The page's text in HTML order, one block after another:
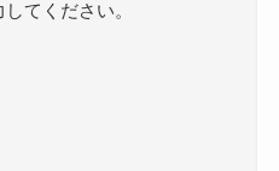
てください。